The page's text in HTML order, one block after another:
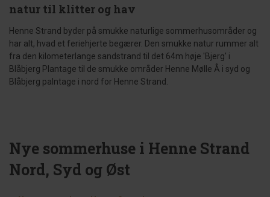
natur til klitter og hav
Henne Strand byder på smukke naturlige sommerhusområder og
har alt, hvad et feriehjerte begærer. Den smukke natur rummer alt
fra den kilometerlange sandstrand til det 64m høje 'Bjerg' i
Blåbjerg Plantage til de smukke områder Henne Mølle Å i syd og
Blåbjerg palntage i nord for Henne Strand.
Nye sommerhuse i Henne Strand
Nord, Syd og Øst